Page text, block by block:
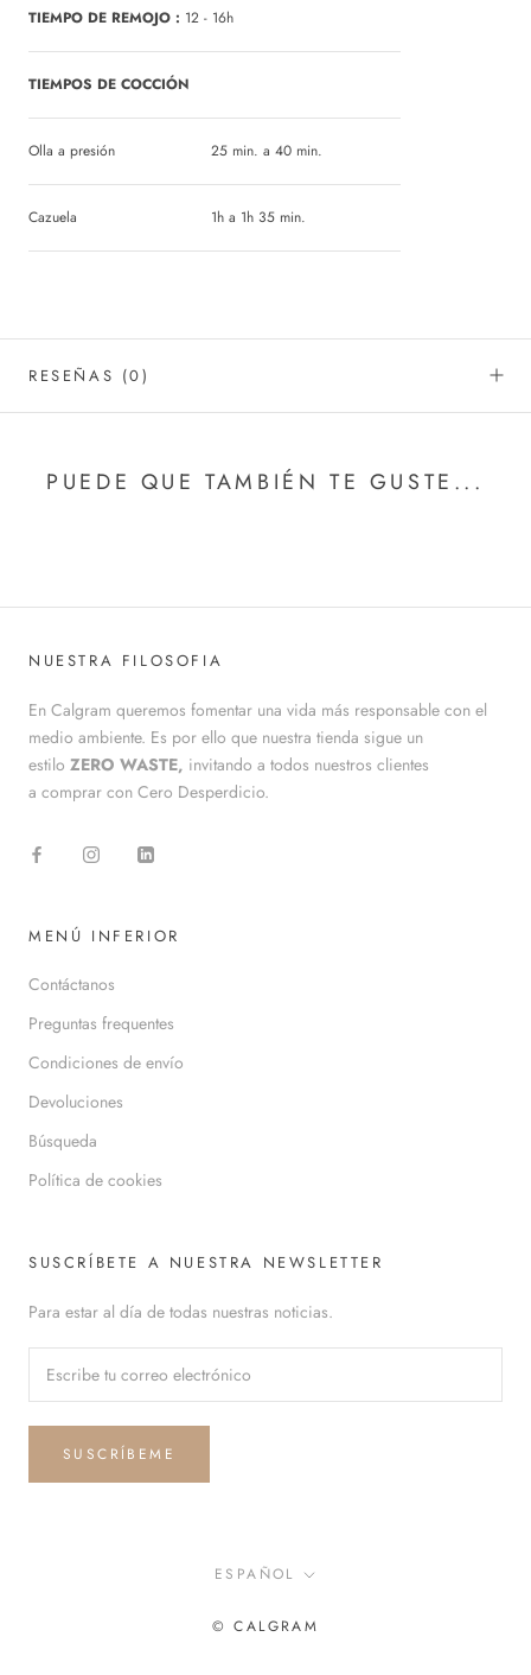
TIEMPO DE REMOJO : 12 - 16h
TIEMPOS DE COCCIÓN
Olla a presión 25 min. a 40 min.
Cazuela 1h a 1h 35 min.
RESEÑAS (0)
PUEDE QUE TAMBIÉN TE GUSTE...
NUESTRA FILOSOFIA
En Calgram queremos fomentar una vida más responsable con el
medio ambiente. Es por ello que nuestra tienda sigue un
estilo ZERO WASTE, invitando a todos nuestros clientes
a comprar con Cero Desperdicio.
MENÚ INFERIOR
Contáctanos
Preguntas frequentes
Condiciones de envío
Devoluciones
Búsqueda
Política de cookies
SUSCRÍBETE A NUESTRA NEWSLETTER
Para estar al día de todas nuestras noticias.
SUSCRÍBEME
Idioma
ESPAÑOL
© CALGRAM